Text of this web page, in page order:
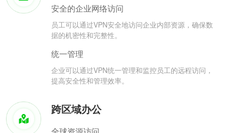
安全的企业网络访问
员工可以通过VPN安全地访问企业内部资源，确保数
据的机密性和完整性。
统一管理
企业可以通过VPN统一管理和监控员工的远程访问，
提高安全性和管理效率。
跨区域办公